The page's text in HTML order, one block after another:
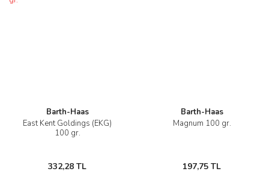
Barth-Haas
East Kent Goldings (EKG)
100 gr.
332,28 TL
Barth-Haas
Magnum 100 gr.
197,75 TL